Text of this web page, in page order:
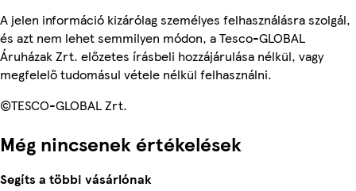
A jelen információ kizárólag személyes felhasználásra szolgál,
és azt nem lehet semmilyen módon, a Tesco-GLOBAL
Áruházak Zrt. előzetes írásbeli hozzájárulása nélkül, vagy
megfelelő tudomásul vétele nélkül felhasználni.
©TESCO-GLOBAL Zrt.
Még nincsenek értékelések
Segíts a többi vásárlónak